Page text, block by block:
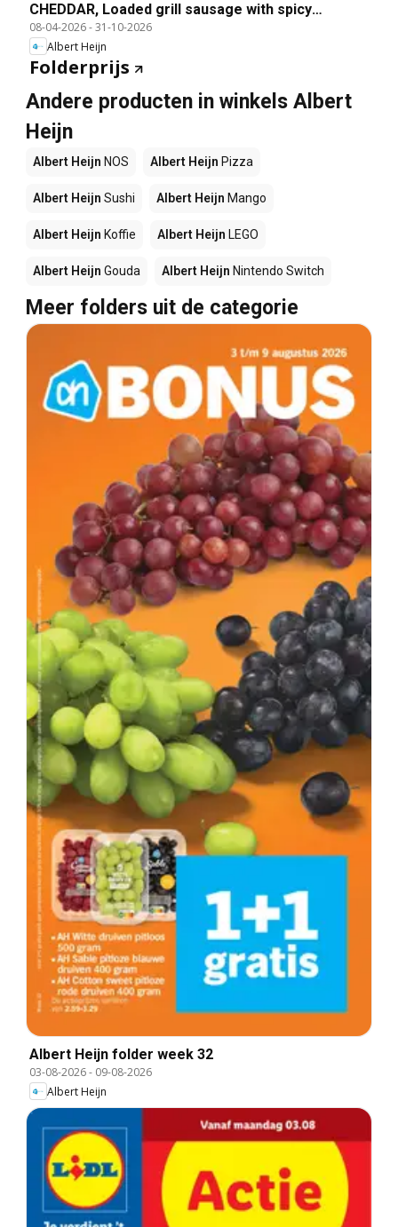
CHEDDAR, Loaded grill sausage with spicy
cheddar.
08-04-2026-31-10-2026
Albert Heijn
Folderprijs
Andere producten in winkels Albert
Heijn
Albert Heijn NOS Albert Heijn Pizza
Albert Heijn Sushi Albert Heijn Mango
Albert Heijn Koffie Albert Heijn LEGO
Albert Heijn Gouda Albert Heijn Nintendo Switch
Meer folders uit de categorie
Albert Heijn folder week 32
03-08-2026- 09-08-2026
Albert Heijn